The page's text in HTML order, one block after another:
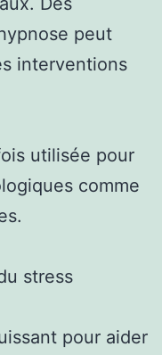
peut
interventions
utilisée pour
comme
stress
pour aider